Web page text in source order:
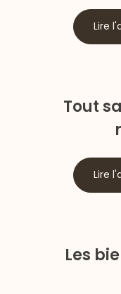
Lire
Tout
Lire
Les